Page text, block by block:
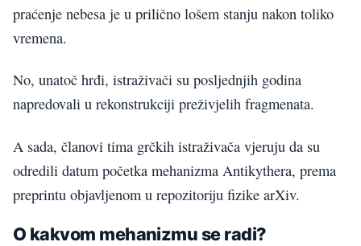
praćenje nebesa je u prilično lošem stanju nakon toliko
vremena.
No, unatoč hrđi, istraživači su posljednjih godina
napredovali u rekonstrukciji preživjelih fragmenata.
A sada, članovi tima grčkih istraživača vjeruju da su
odredili datum početka mehanizma Antikythera, prema
preprintu objavljenom u repozitoriju fizike arXiv.
O kakvom mehanizmu se radi?